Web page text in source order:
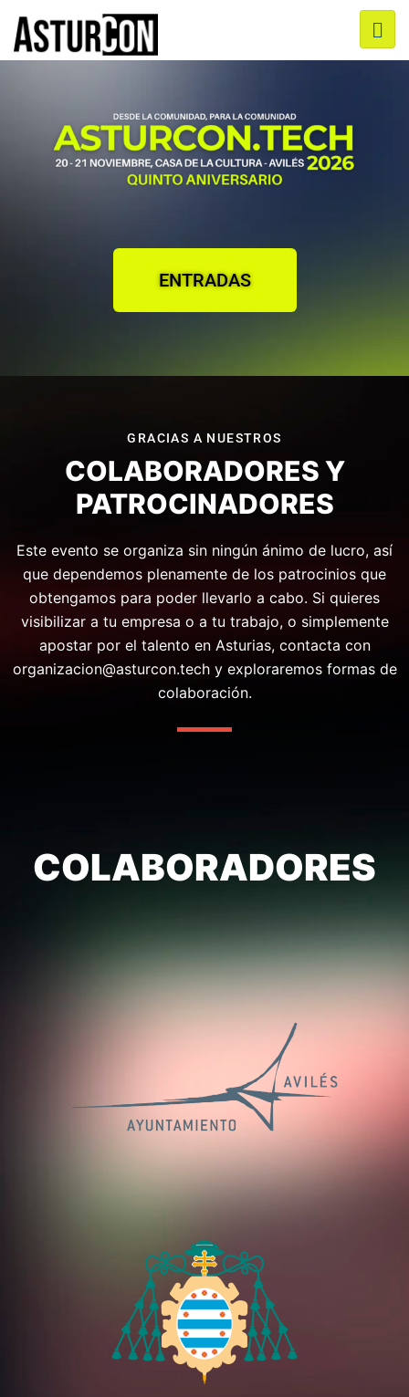
ENTRADAS
GRACIAS A NUESTROS
COLABORADORES Y
PATROCINADORES
Este evento se organiza sin ningún ánimo de lucro, así
que dependemos plenamente de los patrocinios que
obtengamos para poder llevarlo a cabo. Si quieres
visibilizar a tu empresa o a tu trabajo, o simplemente
apostar por el talento en Asturias, contacta con
organizacion@asturcon.techy exploraremos formas de
colaboración.
COLABORADORES